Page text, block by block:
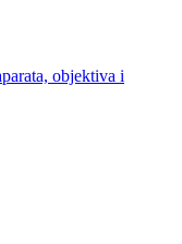
objektiva i